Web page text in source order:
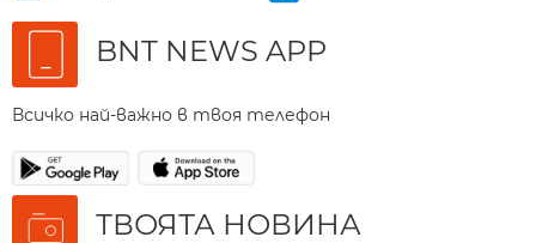
BNT NEWS APP
Всичко най-важно в твоя телефон
ТВОЯТА НОВИНА